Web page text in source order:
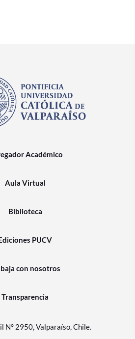
Académico
Aula Virtual
Biblioteca
PUCV
con nosotros
Transparencia
N° 2950, Valparaíso, Chile.